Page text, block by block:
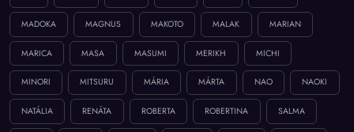
MADOKA MAGNUS MAKOTO MALAK MARIAN
MARICA MASA MASUMI MERIKH MICHI
MINORI MITSURU MÁRIA MÁRTA NAO NAOKI
NATÁLIA RENÁTA ROBERTA ROBERTINA SALMA